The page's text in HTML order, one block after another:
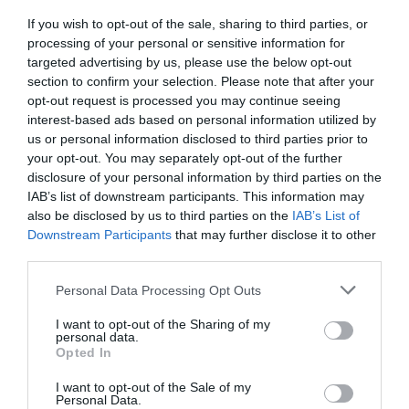
If you wish to opt-out of the sale, sharing to third parties, or
processing of your personal or sensitive information for
targeted advertising by us, please use the below opt-out
section to confirm your selection. Please note that after your
opt-out request is processed you may continue seeing
interest-based ads based on personal information utilized by
us or personal information disclosed to third parties prior to
your opt-out. You may separately opt-out of the further
disclosure of your personal information by third parties on the
IAB’s list of downstream participants. This information may
also be disclosed by us to third parties on the IAB’s List of
Downstream Participants that may further disclose it to other
Personal Data Processing Opt Outs
I want to opt-out of the Sharing of my
personal data.
Opted In
I want to opt-out of the Sale of my
Personal Data.
primer nivell hi hauria els filtres de correu brossa i
al darrer l’ús de marcadors biomètrics com el
reconeixement facial. L’un com l’altre són
emblemàtics del consens global (hola Xina?) que
la frontera de la IA ha de ser navegada amb cura.
Els qui van criticar el text europeu adduint que
ofegaria la innovació tenen ara 100 pàgines
d’ordre executiva per a rosegar.
"Els qui van criticar el text
europeu adduint que
ofegaria la innovació tenen
ara 100 pàgines d’ordre
executiva per a rosegar"